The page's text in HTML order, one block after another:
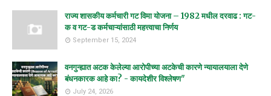
राज्य शासकीय कर्मचारी गट विमा योजना – 1982 मधील दरवाढ : गट-
क व गट-ड कर्मचाऱ्यांसाठी महत्त्वाचा निर्णय
September 15, 2024
वनगुन्ह्यात अटक केलेल्या आरोपीच्या अटकेची कारणे न्यायालयाला देणे
बंधनकारक आहे का? - कायदेशीर विश्लेषण"
July 24, 2026